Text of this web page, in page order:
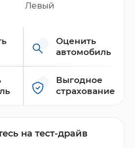
Левый
Оценить
автомобиль
Выгодное
страхование
на тест-драйв